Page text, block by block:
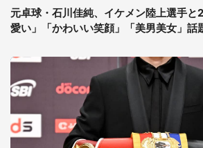
元卓球・石川佳純、イケメン陸上選手と
愛い」「かわいい笑顔」「美男美女」話